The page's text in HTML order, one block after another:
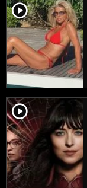
player2
player2